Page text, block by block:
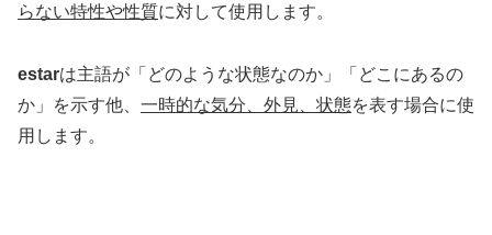
らない特性や性質に対して使用します。
estarは主語が「どのような状態なのか」「どこにあるの
か」を示す他、 一時的な気分、外見、状態を表す場合に使
用します。